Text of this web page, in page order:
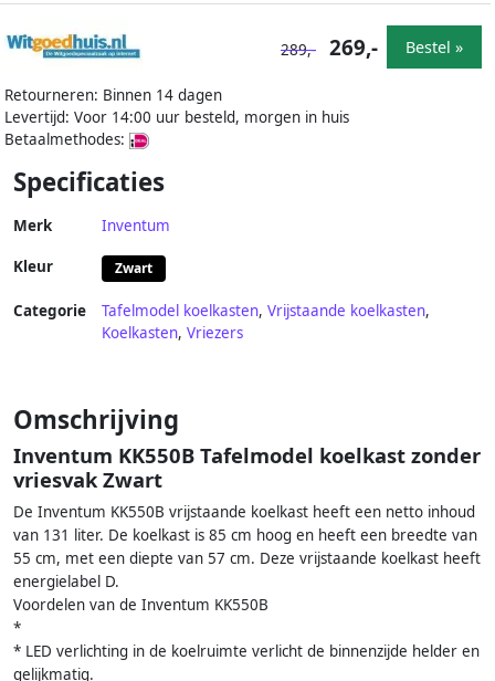
Retourneren: Binnen 14 dagen
Levertijd: Voor 14:00 uur besteld, morgen in huis
Betaalmethodes:
289,- 269,- Bestel »
Specificaties
Merk Inventum
Kleur Zwart
Categorie Tafelmodel koelkasten, Vrijstaande koelkasten,
Koelkasten, Vriezers
Omschrijving
Inventum KK550B Tafelmodel koelkast zonder
vriesvak Zwart
De Inventum KK550B vrijstaande koelkast heeft een netto inhoud
van 131 liter. De koelkast is 85 cm hoog en heeft een breedte van
55 cm, met een diepte van 57 cm. Deze vrijstaande koelkast heeft
energielabel D.
Voordelen van de Inventum KK550B
*
* LED verlichting in de koelruimte verlicht de binnenzijde helder en
gelijkmatig.